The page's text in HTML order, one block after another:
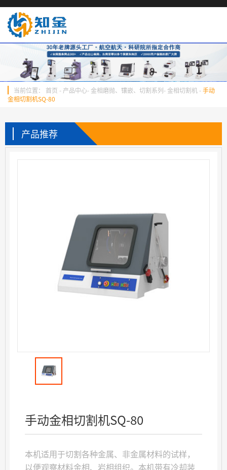
当前位置： 首页 - 产品中心-金相磨抛、镶嵌、切割系列-金相切割机-手动
金相切割机SQ-80
产品推荐
手动金相切割机SQ-80
本机适用于切割各种金属、非金属材料的试样，
以便观察材料金相、岩相组织。本机带有冷却装